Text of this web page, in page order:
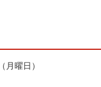
曜日）